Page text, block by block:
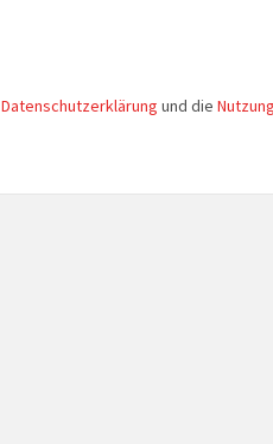
Datenschutzerklärung und die